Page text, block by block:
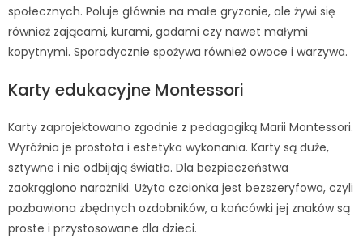
społecznych. Poluje głównie na małe gryzonie, ale żywi się
również zającami, kurami, gadami czy nawet małymi
kopytnymi. Sporadycznie spożywa również owoce i warzywa.
Karty edukacyjne Montessori
Karty zaprojektowano zgodnie z pedagogiką Marii Montessori.
Wyróżnia je prostota i estetyka wykonania. Karty są duże,
sztywne i nie odbijają światła. Dla bezpieczeństwa
zaokrąglono narożniki. Użyta czcionka jest bezszeryfowa, czyli
pozbawiona zbędnych ozdobników, a końcówki jej znaków są
proste i przystosowane dla dzieci.